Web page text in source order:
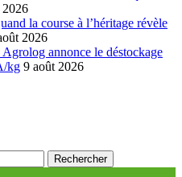
2026
la course à l’héritage révèle
2026
annonce le déstockage
kg 9 août 2026